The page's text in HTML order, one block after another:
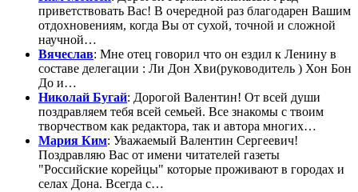
приветствовать Вас! В очередной раз благодарен Вашим
отдохновениям, когда Вы от сухой, точной и сложной
научной…
Вячеслав: Мне отец говорил что он ездил к Ленину в
составе делегации : Ли Дон Хви(руководитель ) Хон Бон
До и…
Николай Бугай: Дорогой Валентин! От всей души
поздравляем тебя всей семьей. Все знакомы с твоим
творчеством как редактора, так и автора многих…
Мария Ким: Уважаемый Валентин Сергеевич!
Поздравляю Вас от имени читателей газеты
"Российские корейцы" которые проживают в городах и
селах Дона. Всегда с…